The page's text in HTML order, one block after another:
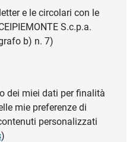
e le circolari con le
S.c.p.a.
b) n. 7)
dei miei dati per finalità
mie preferenze di
personalizzati
)